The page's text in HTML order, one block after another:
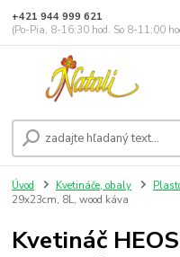
+421 944 999 621
(Po-Pia, 8-16:30 hod. So 8-11:00
Úvod Kvetináče, obaly
29x23cm, 8L, wood káva
Kvetináč